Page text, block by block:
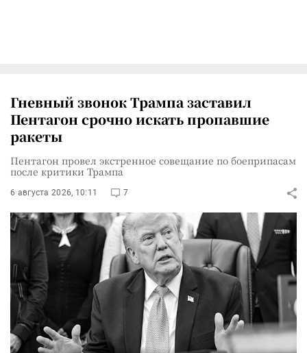
Гневный звонок Трампа заставил
Пентагон срочно искать пропавшие
ракеты
Пентагон провел экстренное совещание по боеприпасам
после критики Трампа
6 августа 2026, 10:11 7